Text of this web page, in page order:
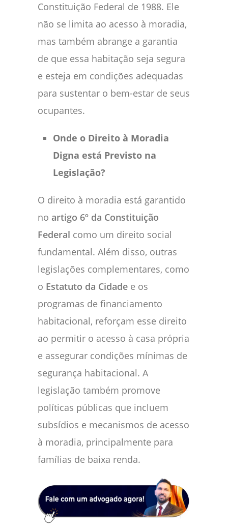
Constituição Federal de 1988. Ele
não se limita ao acesso à moradia,
mas também abrange a garantia
de que essa habitação seja segura
e esteja em condições adequadas
para sustentar o bem-estar de seus
ocupantes.
Onde o Direito à Moradia
Digna está Previsto na
Legislação?
O direito à moradia está garantido
no artigo 6º da Constituição
Federal como um direito social
fundamental. Além disso, outras
legislações complementares, como
o Estatuto da Cidade e os
programas de financiamento
habitacional, reforçam esse direito
ao permitir o acesso à casa própria
e assegurar condições mínimas de
segurança habitacional. A
legislação também promove
políticas públicas que incluem
subsídios e mecanismos de acesso
à moradia, principalmente para
famílias de baixa renda.